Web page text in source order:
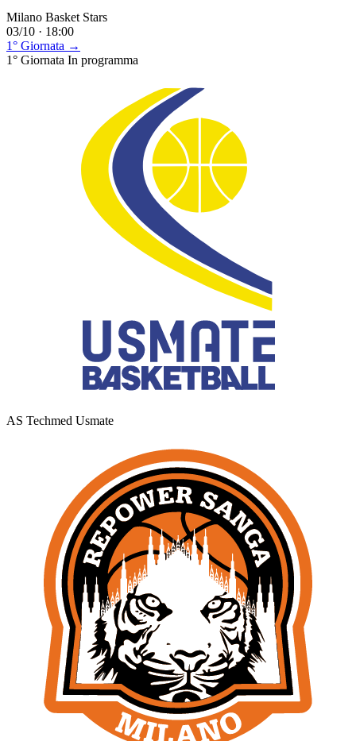
Milano Basket Stars
03/10 · 18:00
1° Giornata →
1° Giornata In programma
AS Techmed Usmate